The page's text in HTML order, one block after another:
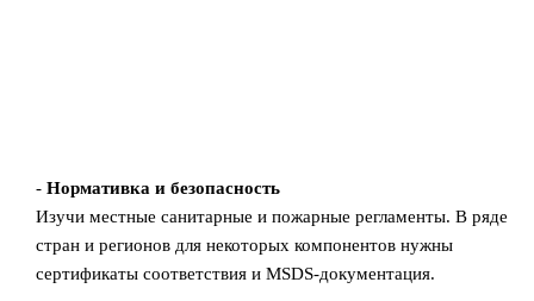
-Нормативка и безопасность
Изучи местные санитарные и пожарные регламенты. В ряде
стран и регионов для некоторых компонентов нужны
сертификаты соответствия и MSDS-документация.